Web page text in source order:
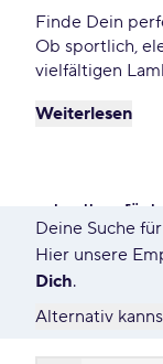
Finde Dein
Ob sportlich,
vielfältigen Lamborghini Modelle
Traumauto und
Weiterlesen
schnell
396 Angebote
Deine Suche für
Hier unsere
Dich.
Alternativ